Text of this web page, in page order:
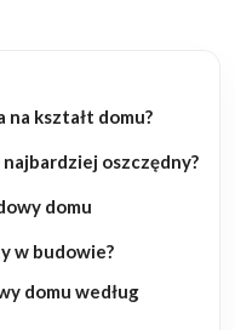
na kształt domu?
najbardziej oszczędny?
domu
w budowie?
domu według